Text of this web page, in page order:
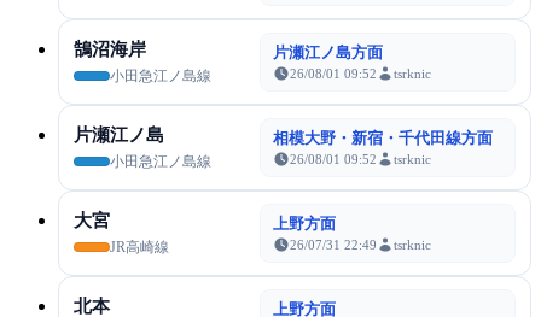
鵠沼海岸
小田急江ノ島線
片瀬江ノ島方面
26/08/01 09:52 tsrknic
片瀬江ノ島
小田急江ノ島線
相模大野・新宿・千代田線方面
26/08/01 09:52 tsrknic
大宮
JR高崎線
上野方面
26/07/31 22:49 tsrknic
北本 上野方面